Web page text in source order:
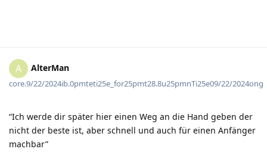
A AlterMan
core.9/22/2024ib.0pmteti25e_for25pmt28.8u25pmnTi25e09/22/2024ong
“Ich werde dir später hier einen Weg an die Hand geben der
nicht der beste ist, aber schnell und auch für einen Anfänger
machbar”